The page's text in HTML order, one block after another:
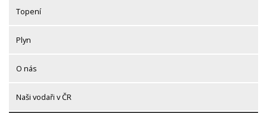
Topení
Plyn
O nás
Naši vodaři v ČR